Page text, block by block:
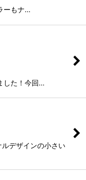
ーもナ…
した！今回…
デザインの小さい